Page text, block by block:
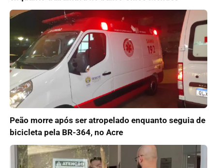
Peão morre após ser atropelado enquanto seguia de
bicicleta pela BR-364, no Acre